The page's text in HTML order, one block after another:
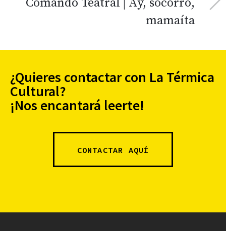
Comando Teatral | Ay, socorro,
mamaíta
¿Quieres contactar con La Térmica
Cultural?
¡Nos encantará leerte!
CONTACTAR AQUÍ